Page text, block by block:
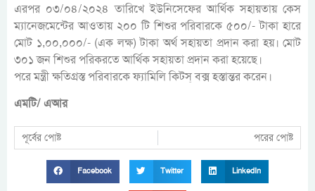
এরপর ০৩/০৪/২০২৪ তারিখে ইউনিসেফের আর্থিক সহায়তায় কেস
ম্যানেজমেন্টের আওতায় ২০০ টি শিশুর পরিবারকে ৫০০/- টাকা হারে
মোট ১,০০,০০০/- (এক লক্ষ) টাকা অর্থ সহায়তা প্রদান করা হয়। মোট
৩০১ জন শিশুর পরিকরতে আর্থিক সহায়তা প্রদান করা হয়েছে।
পরে মন্ত্রী ক্ষতিগ্রস্ত পরিবারকে ফ্যামিলি কিটস্ বক্স হস্তান্তর করেন।
এমটি/ এআর
পূর্বের পোষ্ট পরের পোষ্ট
Facebook Twitter LinkedIn